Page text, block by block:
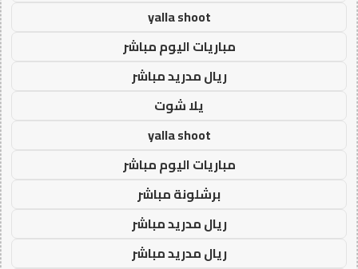
yalla shoot
مباريات اليوم مباشر
ريال مدريد مباشر
يلا شوت
yalla shoot
مباريات اليوم مباشر
برشلونة مباشر
ريال مدريد مباشر
ريال مدريد مباشر